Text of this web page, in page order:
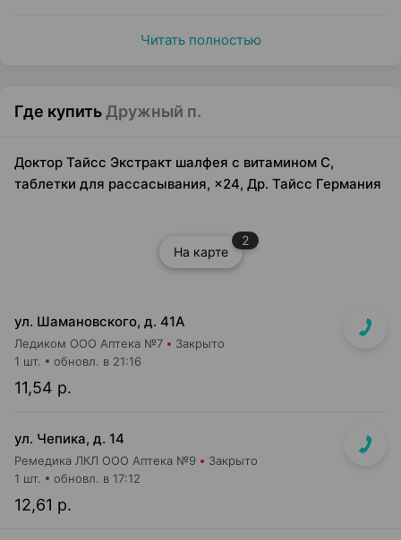
Читать полностью
Где купитьДружный п.
Доктор Тайсс Экстракт шалфея с витамином С,
таблетки для рассасывания, ×24, Др. Тайсс Германия
На карте
2
ул. Шамановского, д. 41А
Ледиком ООО Аптека №7 Закрыто
11,54 р.
1 шт. обновл. в 21:16
ул. Чепика, д. 14
Ремедика ЛКЛ ООО Аптека №9 Закрыто
12,61 р.
1 шт. обновл. в 17:12